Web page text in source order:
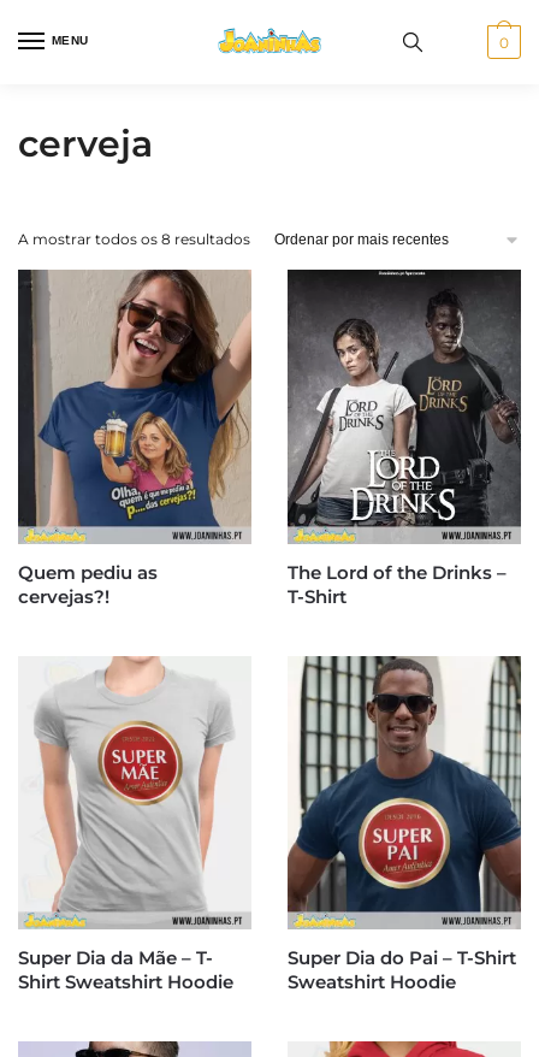
MENU 0
cerveja
A mostrar todos os 8 resultadosOrdenado
recentes
Quem pediu as
cervejas?!
The Lord of the Drinks –
T-Shirt
Super Dia da Mãe – T-
Shirt Sweatshirt Hoodie
Super Dia do Pai – T-Shirt
Sweatshirt Hoodie